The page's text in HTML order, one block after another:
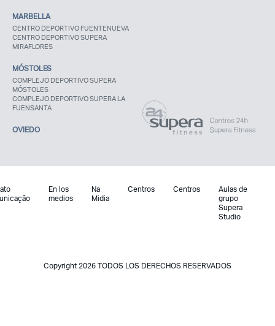
MARBELLA
CENTRO DEPORTIVO FUENTENUEVA
CENTRO DEPORTIVO SUPERA
MIRAFLORES
MÓSTOLES
COMPLEJO DEPORTIVO SUPERA
MÓSTOLES
COMPLEJO DEPORTIVO SUPERA LA
FUENSANTA
OVIEDO
En los
medios
Na
Midia
Centros Centros
Aulas de
grupo
Supera
Studio
Copyright 2026 TODOS LOS DERECHOS RESERVADOS